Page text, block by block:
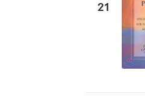
21